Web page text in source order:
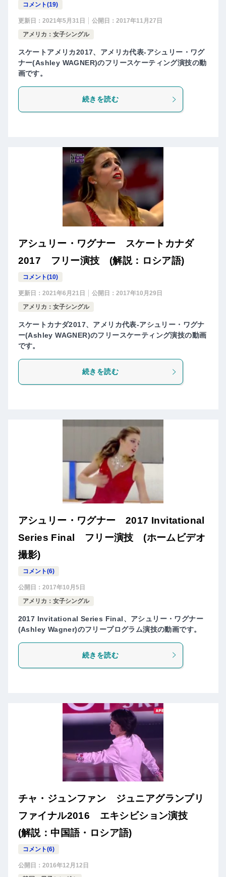
コメント(19)
更新日： 2021年5月31日 公開日： 2017年11月27日
アメリカ：女子シングル
スケートアメリカ2017、アメリカ代表-アシュリー・ワグ
ナー(Ashley WAGNER)のフリースケーティング演技の動
画です。
続きを読む
アシュリー・ワグナー スケートカナダ
2017 フリー演技 (解説：ロシア語)
コメント(10)
更新日： 2021年6月21日 公開日： 2017年10月29日
アメリカ：女子シングル
スケートカナダ2017、アメリカ代表-アシュリー・ワグナ
ー(Ashley WAGNER)のフリースケーティング演技の動画
です。
続きを読む
アシュリー・ワグナー 2017 Invitational
Series Final フリー演技 (ホームビデオ
撮影)
コメント(6)
公開日： 2017年10月5日
アメリカ：女子シングル
2017 Invitational Series Final、アシュリー・ワグナー
(Ashley Wagner)のフリープログラム演技の動画です。
続きを読む
チャ・ジュンファン ジュニアグランプリ
ファイナル2016 エキシビション演技
(解説：中国語・ロシア語)
コメント(6)
公開日： 2016年12月12日